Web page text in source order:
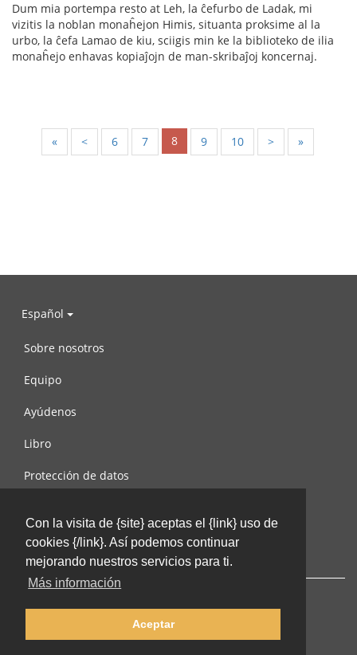
Con la visita de {site} aceptas el {link} uso de
cookies {/link}. Así podemos continuar
mejorando nuestros servicios para ti.
Más información
Aceptar
Dum mia portempa resto at Leh, la ĉefurbo de Ladak, mi
vizitis la noblan monaĥejon Himis, situanta proksime al la
urbo, la ĉefa Lamao de kiu, sciigis min ke la biblioteko de ilia
monaĥejo enhavas kopiaĵojn de man-skribaĵoj koncernaj.
« < 6 7 8 9 10 > »
Español
Sobre nosotros
Equipo
Ayúdenos
Libro
Protección de datos
Contáctenos
© 2002-2026 lernu.net |Impressum